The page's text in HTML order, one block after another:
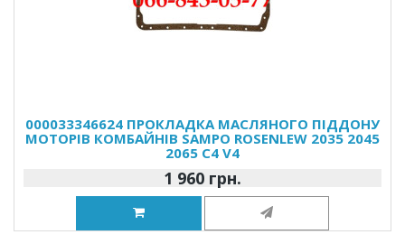
000033346624 ПРОКЛАДКА МАСЛЯНОГО ПІДДОНУ
МОТОРІВ КОМБАЙНІВ SAMPO ROSENLEW 2035 2045
2065 C4 V4
1 960 грн.